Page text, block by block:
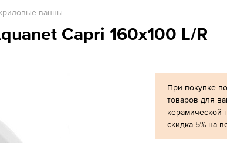
ванны
Capri 160x100 L/R
При покупке
товаров для
керамической
скидка 5% на